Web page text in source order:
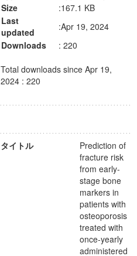
Size
:167.1 KB
Last
updated
:Apr 19, 2024
Downloads
: 220
Total downloads since Apr 19,
2024 : 220
タイトル
Prediction of
fracture risk
from early-
stage bone
markers in
patients with
osteoporosis
treated with
once-yearly
administered